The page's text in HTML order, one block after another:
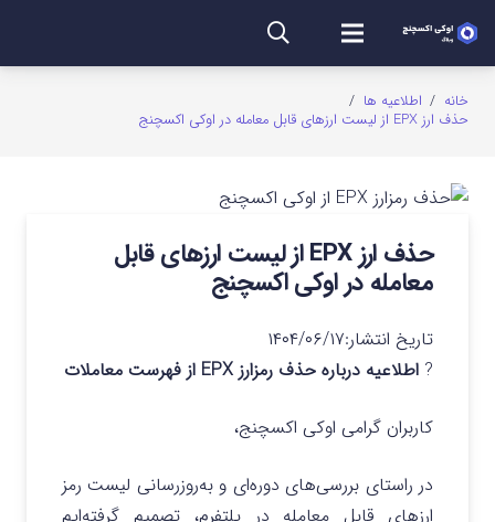
خانه / اطلاعیه ها /
حذف ارز EPX از لیست ارزهای قابل معامله در اوکی اکسچنج
حذف ارز EPX از لیست ارزهای قابل
معامله در اوکی اکسچنج
تاریخ انتشار:۱۴۰۴/۰۶/۱۷
? اطلاعیه درباره حذف رمزارز EPX از فهرست معاملات
کاربران گرامی اوکی اکسچنج،
در راستای بررسی‌های دوره‌ای و به‌روزرسانی لیست رمز
ارزهای قابل معامله در پلتفرم، تصمیم گرفته‌ایم